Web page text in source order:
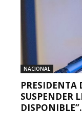
NACIONAL
PRESIDENTA
SUSPENDER